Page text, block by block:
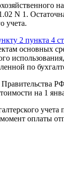
N 1.
учета.
2 пункта 4
основных
по
Правительства
на 1
оплаты